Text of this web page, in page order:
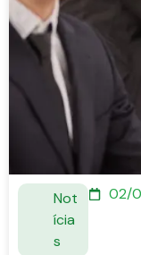
Not
ícia
s
02/